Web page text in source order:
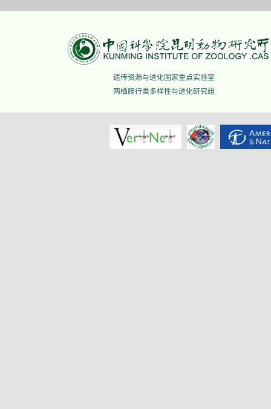
文县疣螈Tylototriton
五峰疣螈Tylototriton
wufengensis
滇南疣螈Tylototriton yangi
Tylototriton ziegleri
遗传资源与进化国家重点实验室
两栖爬行类多样性与进化研究组